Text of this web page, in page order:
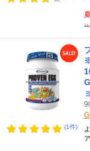
(1件)